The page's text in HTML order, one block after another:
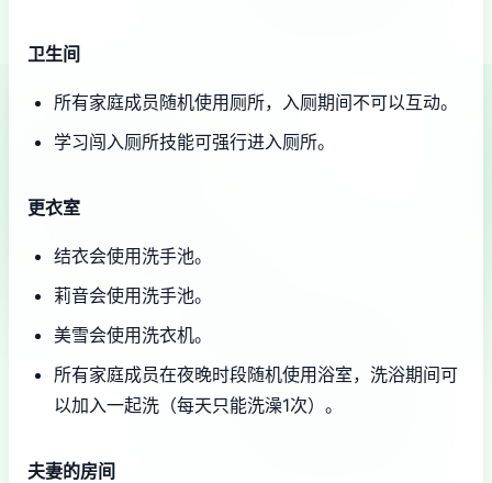
卫生间
所有家庭成员随机使用厕所，入厕期间不可以互动。
学习闯入厕所技能可强行进入厕所。
更衣室
结衣会使用洗手池。
莉音会使用洗手池。
美雪会使用洗衣机。
所有家庭成员在夜晚时段随机使用浴室，洗浴期间可
以加入一起洗（每天只能洗澡1次）。
夫妻的房间